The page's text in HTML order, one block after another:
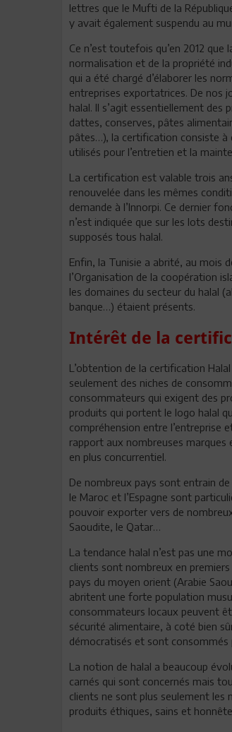
lettres que le Mufti de la
y avait également suspendu au
Ce n’est toutefois qu’en 2012
normalisation et de la propriété
qui a été chargé d’élaborer les
entreprises exportatrices. De nos
halal. Il s’agit essentiellement des
dattes, conserves, pâtes
pâtes…), la certification consiste à
utilisés pour l’entretien et la
La certification est valable trois
renouvelée dans les mêmes
demande à l’Innorpi. Ce dernier
n’est indiquée que sur les lots
supposés tous halal.
Enfin, la Tunisie a abrité, au mois
l’Organisation de la coopération
les domaines du secteur du halal
banque…) étaient présents.
Intérêt de la
L’obtention de la certification
seulement des niches de
consommateurs qui exigent des
produits qui portent le logo halal
compréhension entre l’entreprise
rapport aux nombreuses
en plus concurrentiel.
De nombreux pays sont entrain
le Maroc et l’Espagne sont
pouvoir exporter vers de
Saoudite, le Qatar…
La tendance halal n’est pas une
clients sont nombreux en
pays du moyen orient (Arabie
abritent une forte population
consommateurs locaux peuvent
sécurité alimentaire, à coté bien
démocratisés et sont
La notion de halal a beaucoup
carnés qui sont concernés mais
clients ne sont plus seulement les
produits éthiques, sains et